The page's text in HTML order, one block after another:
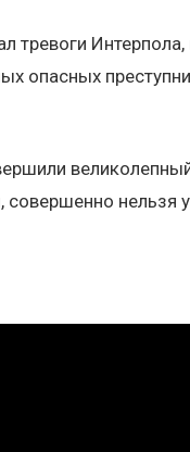
тревоги Интерпола,
опасных
нельзя